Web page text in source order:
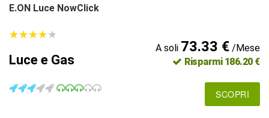
E.ON Luce NowClick
★★★★★
★★★★★
Luce e Gas
A soli 73.33 €/Mese
Risparmi 186.20 €
SCOPRI